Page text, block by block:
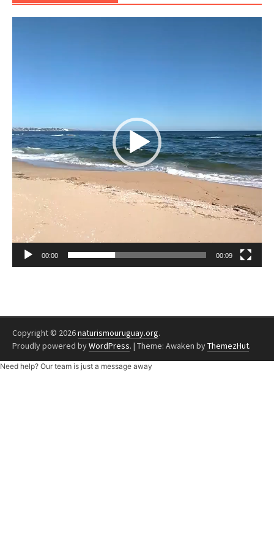
00:00 00:09
Copyright © 2026naturismouruguay.org.
Proudly powered byWordPress. | Theme: Awaken byThemezHut.
Need help? Our team is just a message away